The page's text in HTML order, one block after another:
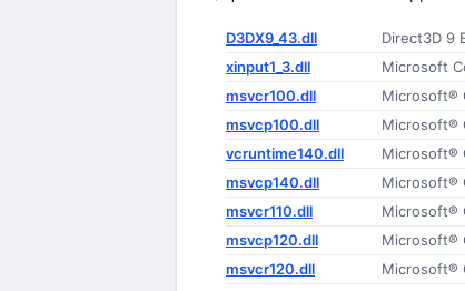
D3DX9_43.dll Direct3D 9
xinput1_3.dll Microsoft
msvcr100.dll Microsoft®
msvcp100.dll Microsoft®
vcruntime140.dll Microsoft®
msvcp140.dll Microsoft®
msvcr110.dll Microsoft®
msvcp120.dll Microsoft®
msvcr120.dll Microsoft®